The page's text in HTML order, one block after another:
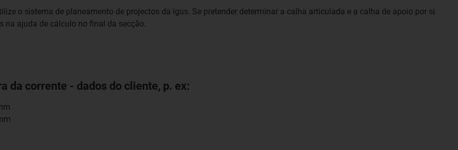
o sistema de planeamento de projectos da igus. Se pretender determinar a calha articulada e a calha de apoio por si
na ajuda de cálculo no final da secção.
da corrente - dados do cliente, p. ex: